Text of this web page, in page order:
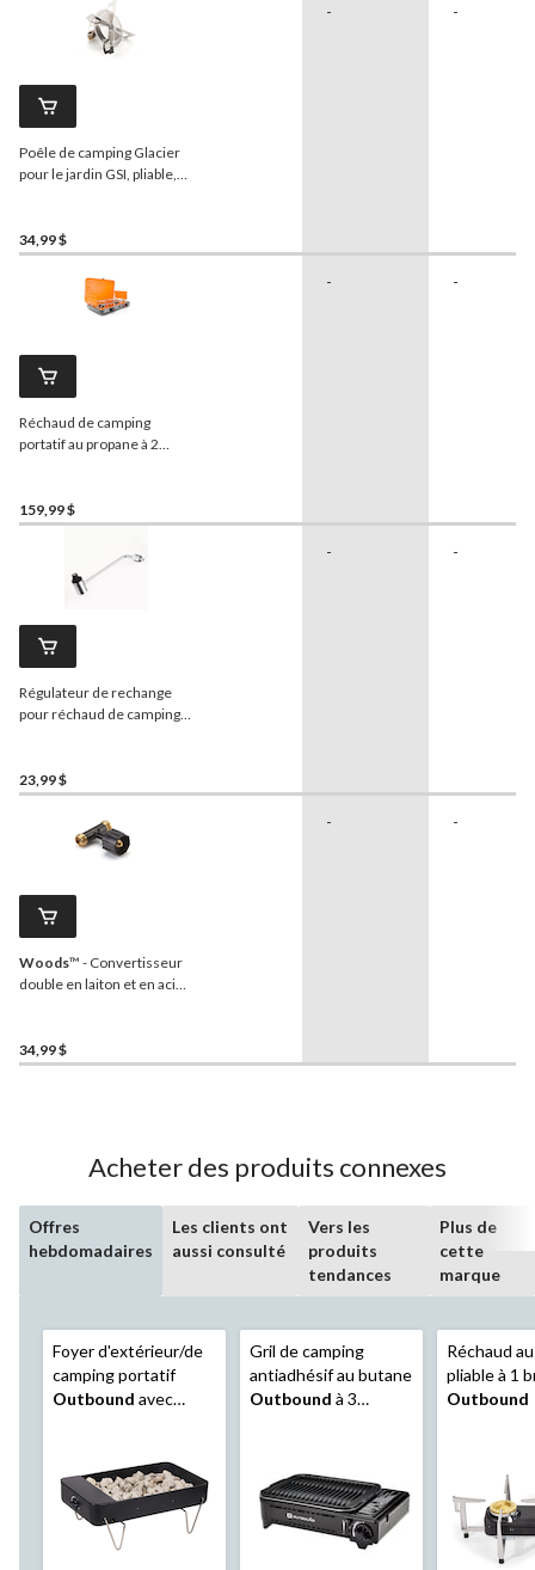
Poêle de camping Glacier
pour le jardin GSI, pliable,
34,99 $
- -
Réchaud de camping
portatif au propane à 2
poussoir
159,99 $
- -
Régulateur de rechange
pour réchaud de camping
23,99 $
- -
Woods™ - Convertisseur
double en laiton et en acier
34,99 $
- -
Acheter des produits connexes
Offres
hebdomadaires
Les clients ont
aussi consulté
Vers les
produits
tendances
Plus de
cette
marque
Foyer d'extérieur/de
camping portatif
Outbound avec
Gril de camping
antiadhésif au butane
Outbound à 3
Réchaud
pliable à 1
Outbound